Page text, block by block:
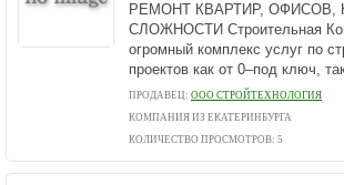
РЕМОНТ КВАРТИР,
СЛОЖНОСТИ Строительная
огромный комплекс услуг по
проектов как от 0–под ключ,
ПРОДАВЕЦ: ООО СТРОЙТЕХНОЛОГИЯ
КОМПАНИЯ ИЗ ЕКАТЕРИНБУРГА
КОЛИЧЕСТВО ПРОСМОТРОВ: 5